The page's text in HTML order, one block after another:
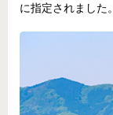
に指定されました。